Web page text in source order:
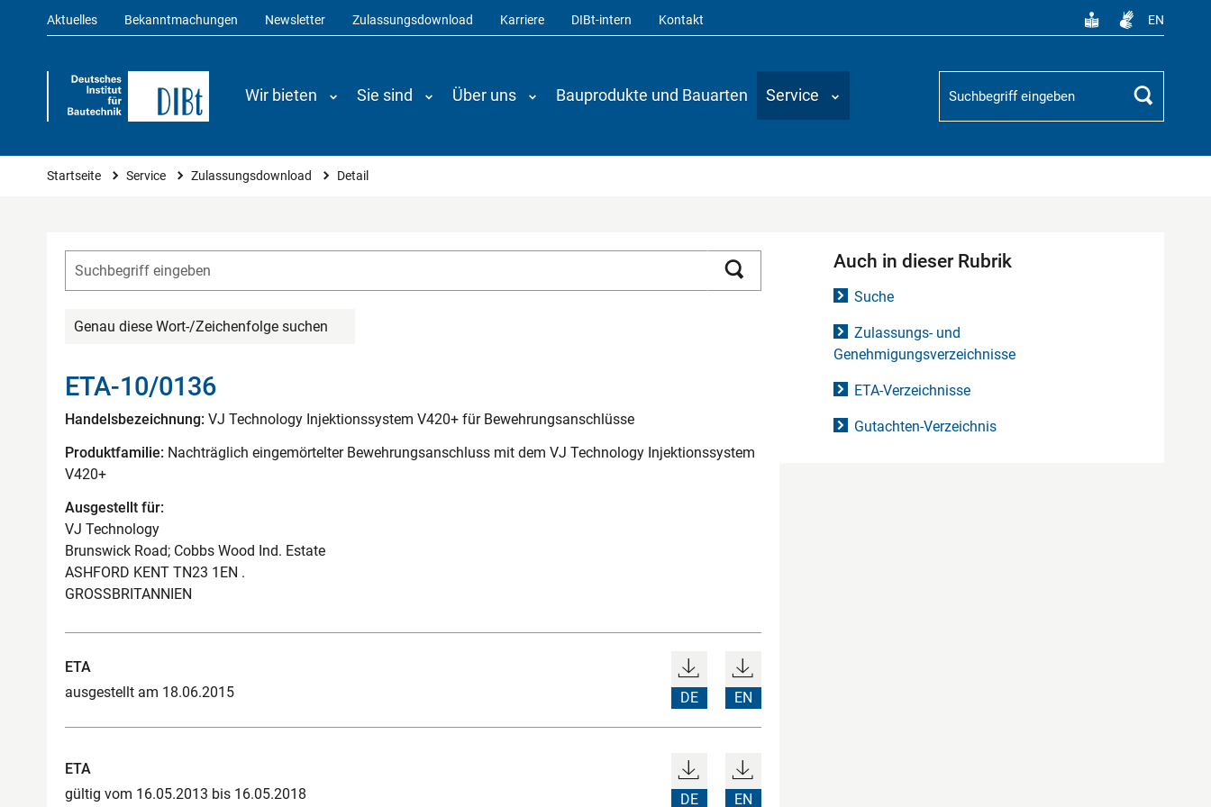
Aktuelles Bekanntmachungen Newsletter Zulassungsdownload Karriere DIBt-intern Kontakt EN
Wir bieten Sie sind Über uns Bauprodukte und Bauarten Service
Suchbegriff
Suchen
Sie sind hier
Startseite Service Zulassungsdownload Detail
Genau diese Wort-/Zeichenfolge suchen
ETA-10/0136
Handelsbezeichnung: VJ Technology Injektionssystem V420+ für Bewehrungsanschlüsse
Produktfamilie: Nachträglich eingemörtelter Bewehrungsanschluss mit dem VJ Technology Injektionssystem
V420+
Ausgestellt für:
VJ Technology
Brunswick Road; Cobbs Wood Ind. Estate
ASHFORD KENT TN23 1EN .
GROSSBRITANNIEN
ETA
ausgestellt am 18.06.2015
DE EN
ETA
gültig vom 16.05.2013 bis 16.05.2018
DE EN
Auch in dieser Rubrik
Suche
Zulassungs- und
Genehmigungsverzeichnisse
ETA-Verzeichnisse
Gutachten-Verzeichnis